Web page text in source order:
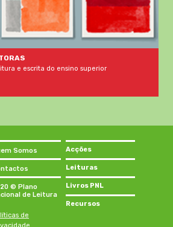
e escrita do ensino superior
Somos
© Plano
de Leitura
de
Acções
Leituras
Livros PNL
Recursos